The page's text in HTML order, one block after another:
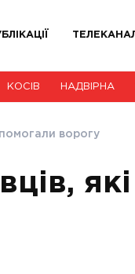
ТЕЛЕКАНАЛ
КОСІВ НАДВІРНА
ворогу
які